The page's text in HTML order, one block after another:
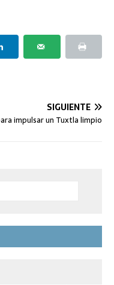
SIGUIENTE
impulsar un Tuxtla limpio